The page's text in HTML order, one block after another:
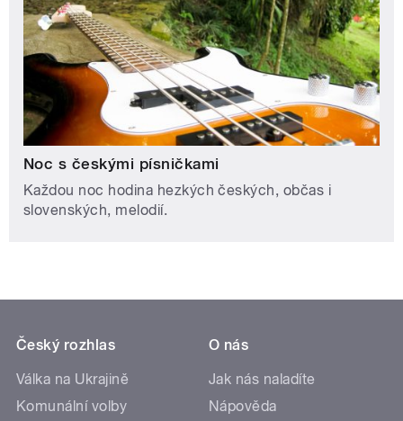
Noc s českými písničkami
Každou noc hodina hezkých českých, občas i
slovenských, melodií.
Český rozhlas
Válka na Ukrajině
Komunální volby
O nás
Jak nás naladíte
Nápověda